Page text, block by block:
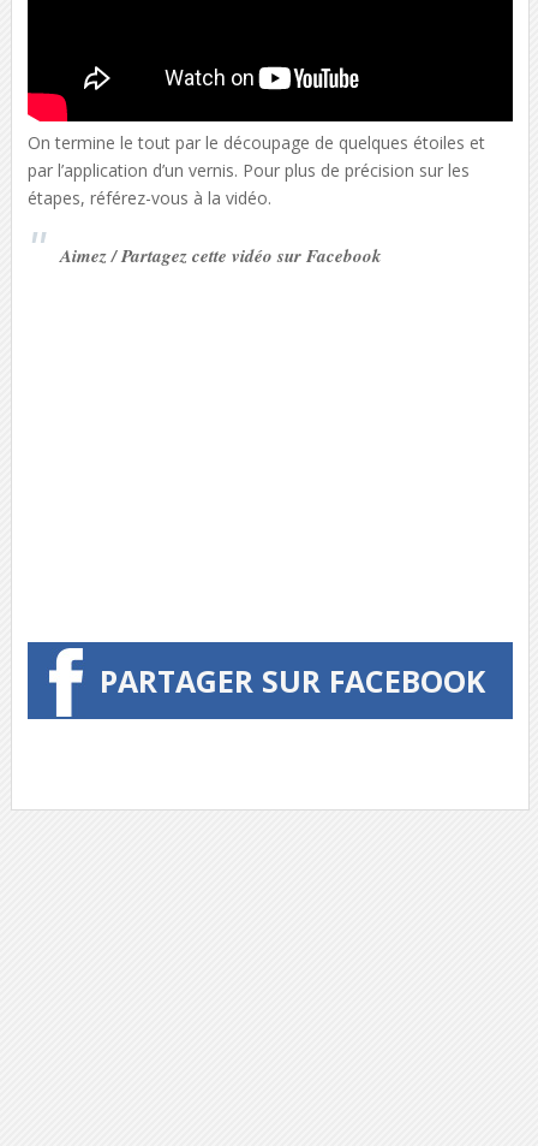
On termine le tout par le découpage de quelques étoiles et
par l’application d’un vernis. Pour plus de précision sur les
étapes, référez-vous à la vidéo.
Aimez / Partagez cette vidéo sur Facebook
PARTAGER SUR FACEBOOK